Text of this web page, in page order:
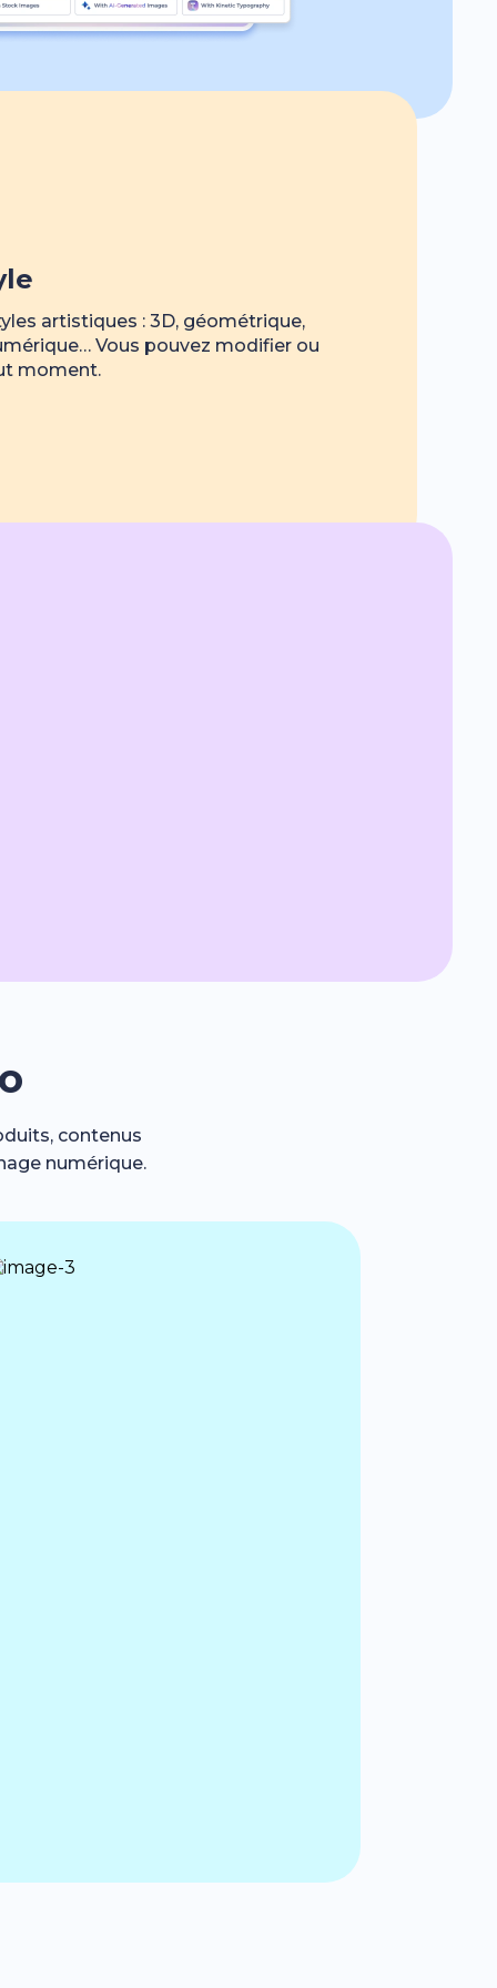
artistiques : 3D, géométrique,
Vous pouvez modifier ou
moment.
contenus
numérique.